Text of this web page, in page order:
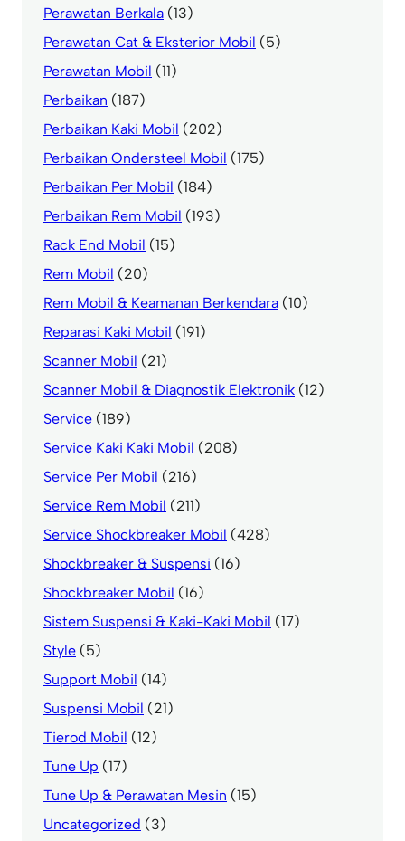
Perawatan Berkala (13)
Perawatan Cat & Eksterior Mobil (5)
Perawatan Mobil (11)
Perbaikan (187)
Perbaikan Kaki Mobil (202)
Perbaikan Ondersteel Mobil (175)
Perbaikan Per Mobil (184)
Perbaikan Rem Mobil (193)
Rack End Mobil (15)
Rem Mobil (20)
Rem Mobil & Keamanan Berkendara (10)
Reparasi Kaki Mobil (191)
Scanner Mobil (21)
Scanner Mobil & Diagnostik Elektronik (12)
Service (189)
Service Kaki Kaki Mobil (208)
Service Per Mobil (216)
Service Rem Mobil (211)
Service Shockbreaker Mobil (428)
Shockbreaker & Suspensi (16)
Shockbreaker Mobil (16)
Sistem Suspensi & Kaki-Kaki Mobil (17)
Style (5)
Support Mobil (14)
Suspensi Mobil (21)
Tierod Mobil (12)
Tune Up (17)
Tune Up & Perawatan Mesin (15)
Uncategorized (3)